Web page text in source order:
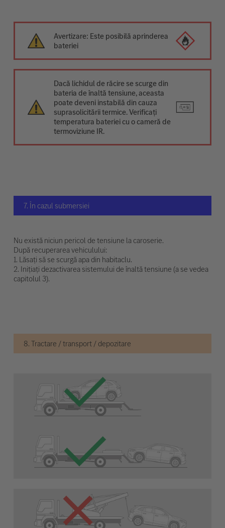
Avertizare: Este posibilă aprinderea
bateriei
Dacă lichidul de răcire se scurge din
bateria de înaltă tensiune, aceasta
poate deveni instabilă din cauza
suprasolicitării termice. Verificați
temperatura bateriei cu o cameră de
termoviziune IR.
7. În cazul submersiei
Nu există niciun pericol de tensiune la caroserie.
După recuperarea vehiculului:
1. Lăsați să se scurgă apa din habitaclu.
2. Inițiați dezactivarea sistemului de înaltă tensiune (a se vedea
capitolul 3).
8. Tractare / transport / depozitare